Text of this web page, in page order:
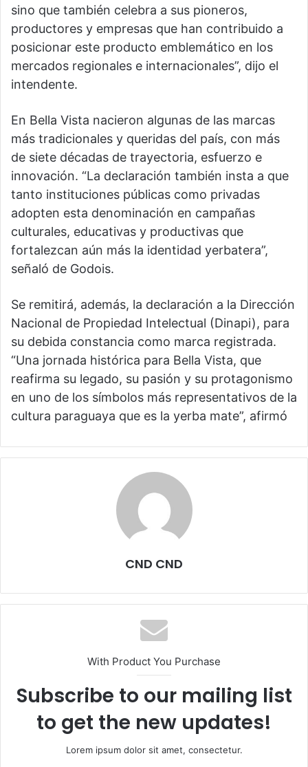
sino que también celebra a sus pioneros,
productores y empresas que han contribuido a
posicionar este producto emblemático en los
mercados regionales e internacionales”, dijo el
intendente.
En Bella Vista nacieron algunas de las marcas
más tradicionales y queridas del país, con más
de siete décadas de trayectoria, esfuerzo e
innovación. “La declaración también insta a que
tanto instituciones públicas como privadas
adopten esta denominación en campañas
culturales, educativas y productivas que
fortalezcan aún más la identidad yerbatera”,
señaló de Godois.
Se remitirá, además, la declaración a la Dirección
Nacional de Propiedad Intelectual (Dinapi), para
su debida constancia como marca registrada.
“Una jornada histórica para Bella Vista, que
reafirma su legado, su pasión y su protagonismo
en uno de los símbolos más representativos de la
cultura paraguaya que es la yerba mate”, afirmó
CND CND
With Product You Purchase
Subscribe to our mailing list
to get the new updates!
Lorem ipsum dolor sit amet, consectetur.